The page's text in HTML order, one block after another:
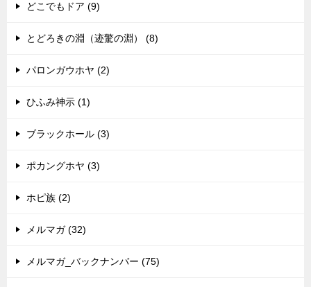
どこでもドア (9)
とどろきの淵（迹驚の淵） (8)
パロンガウホヤ (2)
ひふみ神示 (1)
ブラックホール (3)
ポカングホヤ (3)
ホピ族 (2)
メルマガ (32)
メルマガ_バックナンバー (75)